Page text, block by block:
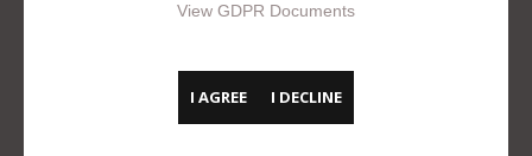
View GDPR Documents
I AGREE I DECLINE